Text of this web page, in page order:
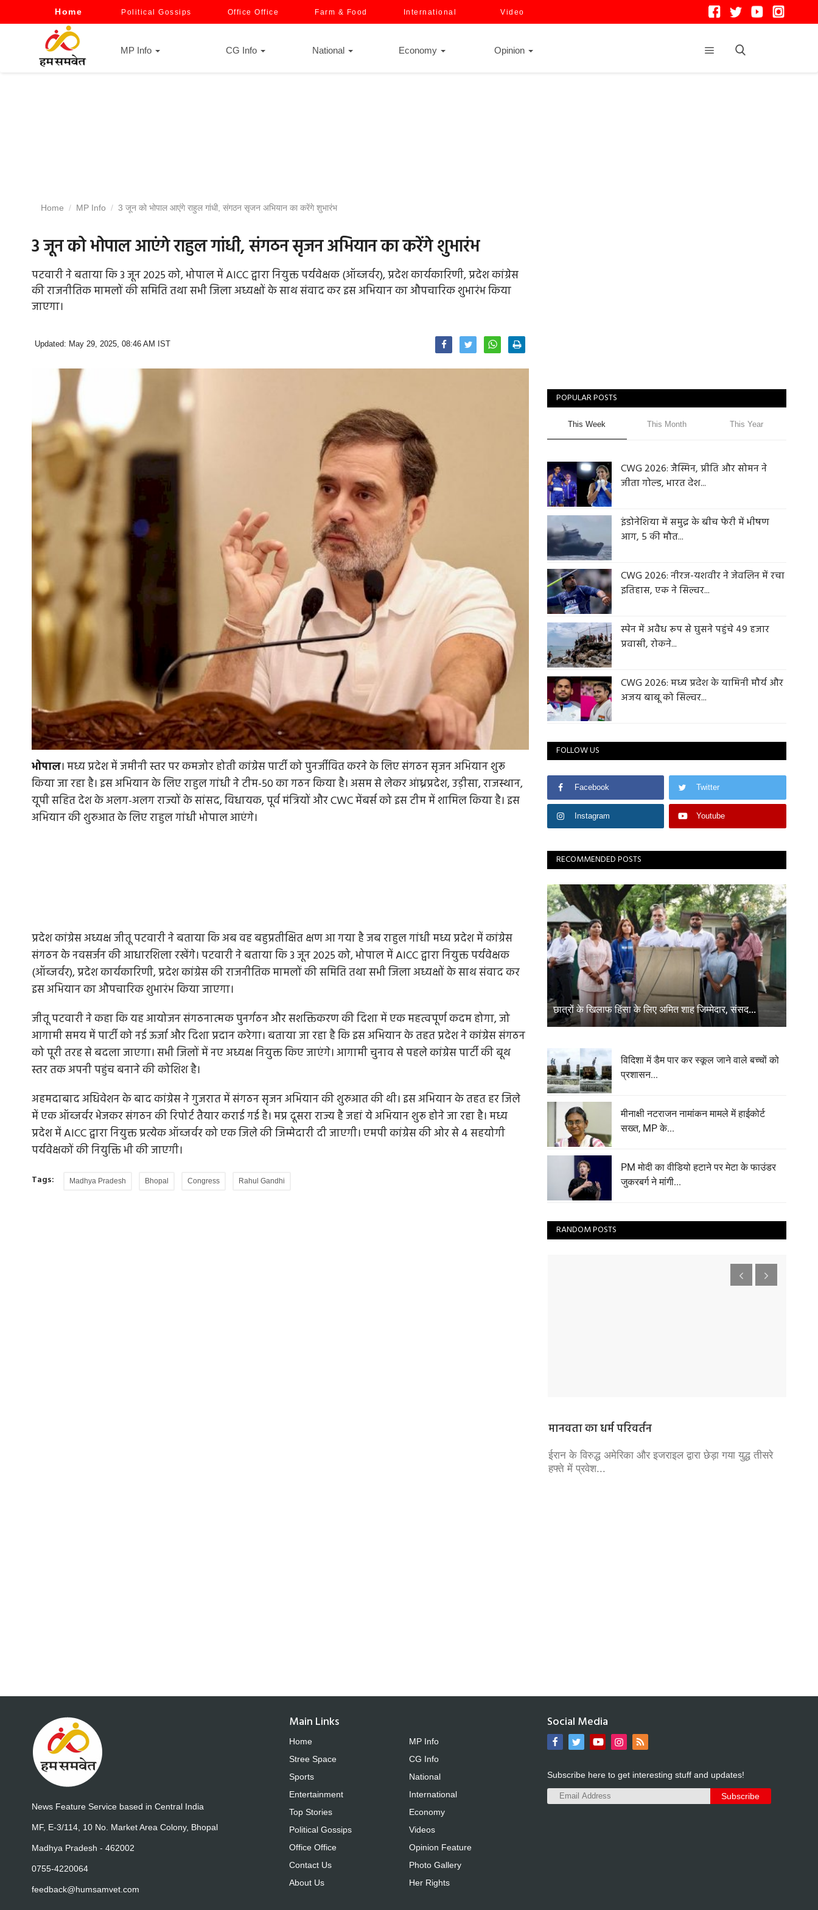
Home Political Gossips Office Office Farm & Food International Video
MP Info CG Info National Economy Opinion
Home MP Info 3 जून को भोपाल आएंगे राहुल गांधी, संगठन सृजन अभियान का करेंगे शुभारंभ
3 जून को भोपाल आएंगे राहुल गांधी, संगठन सृजन अभियान का करेंगे शुभारंभ
पटवारी ने बताया कि 3 जून 2025 को, भोपाल में AICC द्वारा नियुक्त पर्यवेक्षक (ऑब्जर्वर), प्रदेश कार्यकारिणी, प्रदेश कांग्रेस
की राजनीतिक मामलों की समिति तथा सभी जिला अध्यक्षों के साथ संवाद कर इस अभियान का औपचारिक शुभारंभ किया
जाएगा।
Updated: May 29, 2025, 08:46 AM IST
भोपाल। मध्य प्रदेश में जमीनी स्तर पर कमजोर होती कांग्रेस पार्टी को पुनर्जीवित करने के लिए संगठन सृजन अभियान शुरू
किया जा रहा है। इस अभियान के लिए राहुल गांधी ने टीम-50 का गठन किया है। असम से लेकर आंध्रप्रदेश, उड़ीसा, राजस्थान,
यूपी सहित देश के अलग-अलग राज्यों के सांसद, विधायक, पूर्व मंत्रियों और CWC मेंबर्स को इस टीम में शामिल किया है। इस
अभियान की शुरुआत के लिए राहुल गांधी भोपाल आएंगे।
प्रदेश कांग्रेस अध्यक्ष जीतू पटवारी ने बताया कि अब वह बहुप्रतीक्षित क्षण आ गया है जब राहुल गांधी मध्य प्रदेश में कांग्रेस
संगठन के नवसर्जन की आधारशिला रखेंगे। पटवारी ने बताया कि 3 जून 2025 को, भोपाल में AICC द्वारा नियुक्त पर्यवेक्षक
(ऑब्जर्वर), प्रदेश कार्यकारिणी, प्रदेश कांग्रेस की राजनीतिक मामलों की समिति तथा सभी जिला अध्यक्षों के साथ संवाद कर
इस अभियान का औपचारिक शुभारंभ किया जाएगा।
जीतू पटवारी ने कहा कि यह आयोजन संगठनात्मक पुनर्गठन और सशक्तिकरण की दिशा में एक महत्वपूर्ण कदम होगा, जो
आगामी समय में पार्टी को नई ऊर्जा और दिशा प्रदान करेगा। बताया जा रहा है कि इस अभियान के तहत प्रदेश ने कांग्रेस संगठन
को पूरी तरह से बदला जाएगा। सभी जिलों में नए अध्यक्ष नियुक्त किए जाएंगे। आगामी चुनाव से पहले कांग्रेस पार्टी की बूथ
स्तर तक अपनी पहुंच बनाने की कोशिश है।
अहमदाबाद अधिवेशन के बाद कांग्रेस ने गुजरात में संगठन सृजन अभियान की शुरुआत की थी। इस अभियान के तहत हर जिले
में एक ऑब्जर्वर भेजकर संगठन की रिपोर्ट तैयार कराई गई है। मप्र दूसरा राज्य है जहां ये अभियान शुरू होने जा रहा है। मध्य
प्रदेश में AICC द्वारा नियुक्त प्रत्येक ऑब्जर्वर को एक जिले की जिम्मेदारी दी जाएगी। एमपी कांग्रेस की ओर से 4 सहयोगी
पर्यवेक्षकों की नियुक्ति भी की जाएगी।
Tags: Madhya Pradesh Bhopal Congress Rahul Gandhi
POPULAR POSTS
This Week This Month This Year
CWG 2026: जैस्मिन, प्रीति और सोमन ने
जीता गोल्ड, भारत देश...
इंडोनेशिया में समुद्र के बीच फेरी में भीषण
आग, 5 की मौत...
CWG 2026: नीरज-यशवीर ने जेवलिन में रचा
इतिहास, एक ने सिल्वर...
स्पेन में अवैध रूप से घुसने पहुंचे 49 हजार
प्रवासी, रोकने...
CWG 2026: मध्य प्रदेश के यामिनी मौर्य और
अजय बाबू को सिल्वर...
FOLLOW US
Facebook Twitter
Instagram Youtube
RECOMMENDED POSTS
छात्रों के खिलाफ हिंसा के लिए अमित शाह जिम्मेदार, संसद...
विदिशा में डैम पार कर स्कूल जाने वाले बच्चों को
प्रशासन...
मीनाक्षी नटराजन नामांकन मामले में हाईकोर्ट
सख्त, MP के...
PM मोदी का वीडियो हटाने पर मेटा के फाउंडर
जुकरबर्ग ने मांगी...
RANDOM POSTS
मानवता का धर्म परिवर्तन
ईरान के विरुद्ध अमेरिका और इजराइल द्वारा छेड़ा गया युद्ध तीसरे
हफ्ते में प्रवेश...
News Feature Service based in Central India
MF, E-3/114, 10 No. Market Area Colony, Bhopal
Madhya Pradesh - 462002
0755-4220064
feedback@humsamvet.com
Main Links
Home
Stree Space
Sports
Entertainment
Top Stories
Political Gossips
Office Office
Contact Us
About Us
MP Info
CG Info
National
International
Economy
Videos
Opinion Feature
Photo Gallery
Her Rights
Social Media
Subscribe here to get interesting stuff and updates!